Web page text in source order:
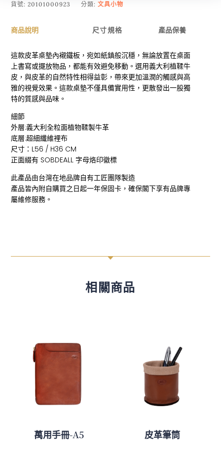
貨號:20101000923 分類:文具小物
商品說明 尺寸規格 產品保養
這款皮革桌墊內襯鐵板，宛如紙鎮般沉穩，無論放置在桌面
上書寫或擺放物品，都能有效避免移動。選用義大利植鞣牛
皮，與皮革的自然特性相得益彰，帶來更加溫潤的觸感與高
雅的視覺效果。這款桌墊不僅具備實用性，更散發出一股獨
特的質感與品味。
細節
外層:義大利全粒面植物鞣製牛革
底層:超細纖維裡布
尺寸：L56 / H36 CM
正面綴有 SOBDEALL 字母烙印徽標
此產品由台灣在地品牌自有工匠團隊製造
產品皆內附自購買之日起一年保固卡，確保閣下享有品牌專
屬維修服務。
C
相關商品
萬用手冊-A5 皮革筆筒